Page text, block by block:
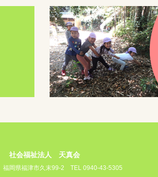
社会福祉法人 天真会
福岡県福津市久末99-2
TEL 0940-43-5305